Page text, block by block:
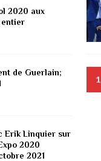
1
2020 aux
entier
de Guerlain;
Erik Linquier sur
2020
2021